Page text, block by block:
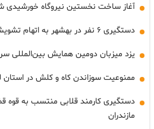
آغاز ساخت نخستین نیروگاه خورشیدی
دستگیری ۶ نفر در بهشهر به اتهام تشویش اذهان عمومی
یزد میزبان دومین همایش بین‌المللی
ممنوعیت سوزاندن کاه و کلش در استان
دستگیری کارمند قلابی منتسب به قوه
مازندران